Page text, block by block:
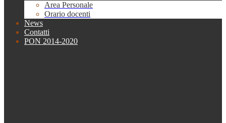
Area Personale
Orario docenti
News
Contatti
PON 2014-2020